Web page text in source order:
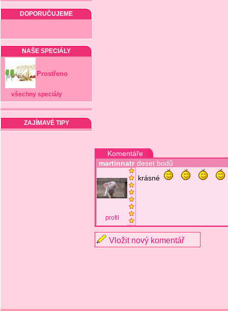
DOPORUČUJEME
NAŠE SPECIÁLY
Prostřeno
všechny speciály
ZAJÍMAVÉ TIPY
Komentáře
martinnatr deset bodů
profil
krásné
Vložit nový komentář